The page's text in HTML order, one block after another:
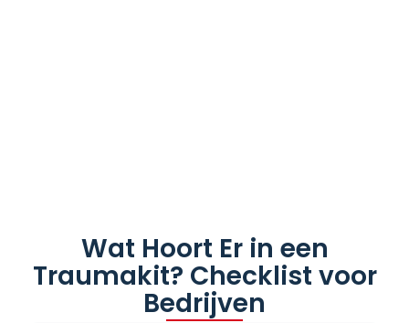
Wat Hoort Er in een
Traumakit? Checklist voor
Bedrijven